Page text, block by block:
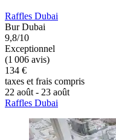
Raffles Dubai
Bur Dubai
9,8/10
Exceptionnel
(1 006 avis)
134 €
taxes et frais compris
22 août - 23 août
Raffles Dubai